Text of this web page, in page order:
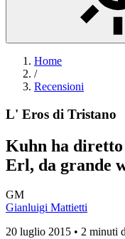
Home
/
Recensioni
L' Eros di Tristano
Kuhn ha diretto
Erl, da grande
GM
Gianluigi Mattietti
20 luglio 2015 • 2 minuti